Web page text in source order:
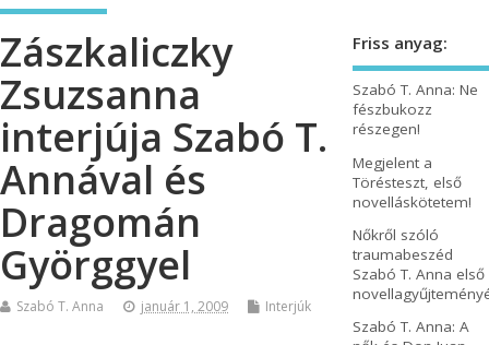
Zászkaliczky
Zsuzsanna
interjúja Szabó T.
Annával és
Dragomán
Györggyel
Szabó T. Anna január 1, 2009 Interjúk
Friss anyag:
Szabó T. Anna: Ne
fészbukozz
részegen!
Megjelent a
Törésteszt, első
novelláskötetem!
Nőkről szóló
traumabeszéd
Szabó T. Anna első
Szabó T. Anna: A